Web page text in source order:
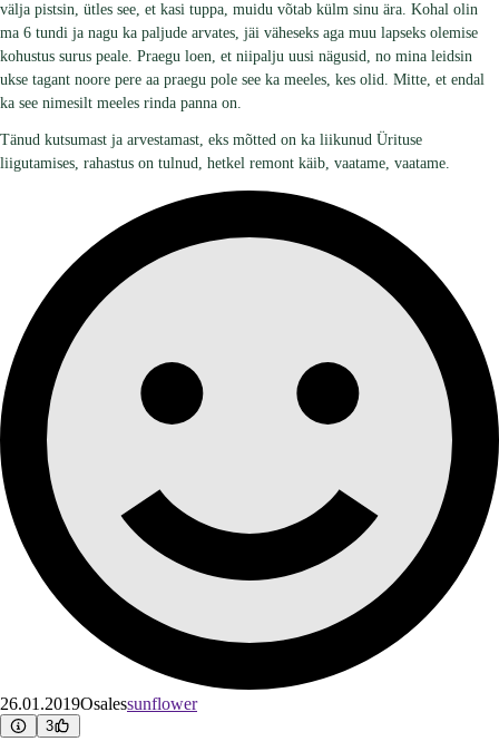
välja pistsin, ütles see, et kasi tuppa, muidu võtab külm sinu ära. Kohal olin
ma 6 tundi ja nagu ka paljude arvates, jäi väheseks aga muu lapseks olemise
kohustus surus peale. Praegu loen, et niipalju uusi nägusid, no mina leidsin
ukse tagant noore pere aa praegu pole see ka meeles, kes olid. Mitte, et endal
ka see nimesilt meeles rinda panna on.
Tänud kutsumast ja arvestamast, eks mõtted on ka liikunud Ürituse
liigutamises, rahastus on tulnud, hetkel remont käib, vaatame, vaatame.
26.01.2019Osalessunflower
3